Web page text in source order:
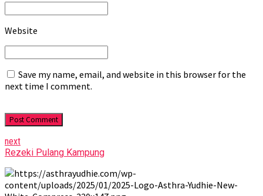
Website
Save my name, email, and website in this browser for the
next time I comment.
Post Comment
next
Rezeki Pulang Kampung